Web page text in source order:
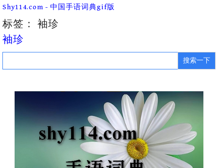
Skip
content
Shy114.com - 中国手语词典gif版
标签： 袖珍
袖珍
Search